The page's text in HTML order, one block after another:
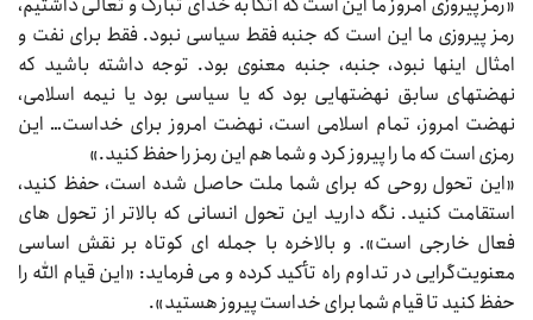
رمز پیروزی ما این است که جنبه فقط سیاسی نبود. فقط برای نفت و
امثال اینها نبود، جنبه، جنبه معنوی بود. توجه داشته باشید که
نهضتهای سابق نهضتهایی بود که یا سیاسی بود یا نیمه اسلامی،
نهضت امروز، تمام اسلامی است، نهضت امروز برای خداست… این
رمزی است که ما را پیروز کرد و شما هم این رمز را حفظ کنید.»
«این تحول روحی که برای شما ملت حاصل شده است، حفظ کنید،
استقامت کنید. نگه دارید این تحول انسانی که بالاتر از تحول‌‌‌ های
فعال خارجی است». و بالاخره با جمله‌‌‌ ای کوتاه بر نقش اساسی
معنویت‌گرایی در تداوم راه تأکید کرده و می‌‌‌ فرماید: «این قیام الله را
حفظ کنید تا قیام شما برای خداست پیروز هستید».